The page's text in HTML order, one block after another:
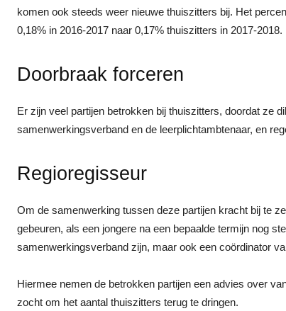
komen ook steeds weer nieuwe thuiszitters bij. Het
0,18% in 2016-2017 naar 0,17% thuiszitters in 2017-
Doorbraak forceren
Er zijn veel partijen betrokken bij thuiszitters, doordat ze
samenwerkingsverband en de leerplichtambtenaar, en
Regioregisseur
Om de samenwerking tussen deze partijen kracht bij te
gebeuren, als een jongere na een bepaalde termijn nog
samenwerkingsverband zijn, maar ook een coördinator
Hiermee nemen de betrokken partijen een advies over
zocht om het aantal thuiszitters terug te dringen.